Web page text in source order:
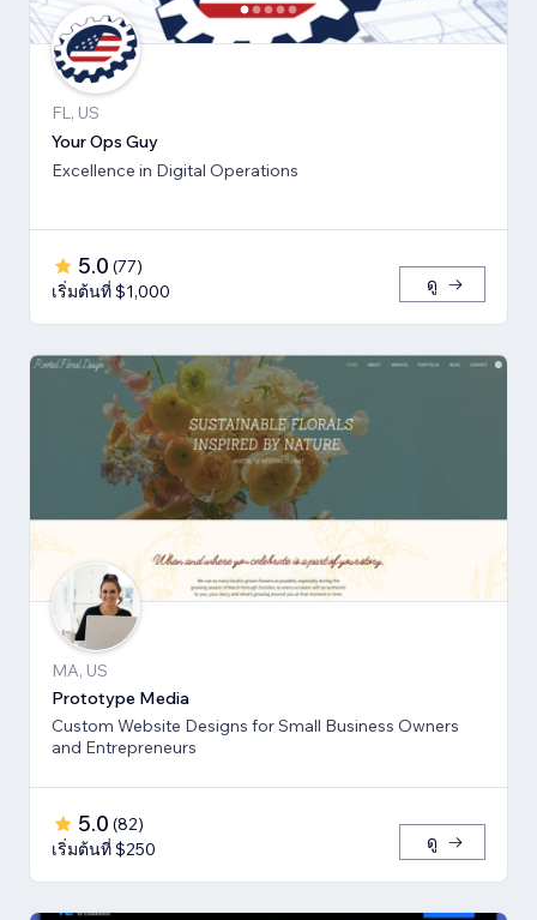
FL, US
Your Ops Guy
Excellence in Digital Operations
5.0 (77)
เริ่มต้นที่ $1,000
ดู
MA, US
Prototype Media
Custom Website Designs for Small Business Owners
and Entrepreneurs
5.0 (82)
เริ่มต้นที่ $250
ดู